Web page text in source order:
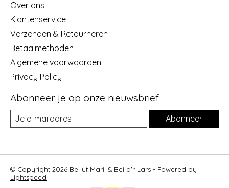
Over ons
Klantenservice
Verzenden & Retourneren
Betaalmethoden
Algemene voorwaarden
Privacy Policy
Abonneer je op onze nieuwsbrief
Abonneer
© Copyright 2026 Bei ut Maril & Bei d'r Lars - Powered by
Lightspeed